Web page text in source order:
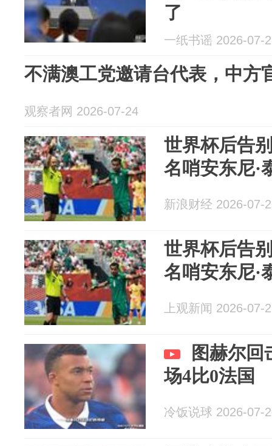
了
一纸书谣 2026-07-
不满澳工党邀请台代表，中方
观察者网 2026-07-24
世界杯后告
名哨安东尼·
新浪财经 2026-07-
世界杯后告
名哨安东尼·
上观新闻 2026-07-
图赫尔回
场4比0法国
冷饭说球 2026-07-